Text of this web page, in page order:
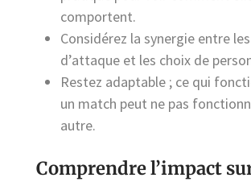
comportent.
Considérez la synergie entre
d’attaque et les choix de
Restez adaptable ; ce qui
un match peut ne pas
autre.
Comprendre l’impact